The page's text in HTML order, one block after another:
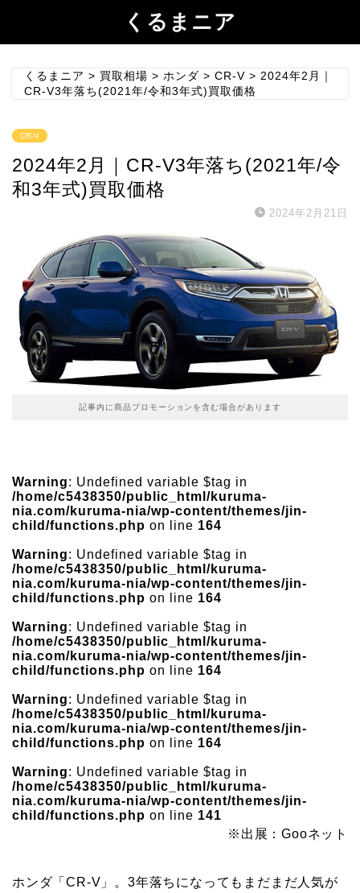
くるまニア
くるまニア > 買取相場 > ホンダ > CR-V > 2024年2月｜
CR-V3年落ち(2021年/令和3年式)買取価格
CR-V
2024年2月｜CR-V3年落ち(2021年/令
和3年式)買取価格
2024年2月21日
記事内に商品プロモーションを含む場合があります
Warning: Undefined variable $tag in
/home/c5438350/public_html/kuruma-
nia.com/kuruma-nia/wp-content/themes/jin-
child/functions.php on line 164
Warning: Undefined variable $tag in
/home/c5438350/public_html/kuruma-
nia.com/kuruma-nia/wp-content/themes/jin-
child/functions.php on line 164
Warning: Undefined variable $tag in
/home/c5438350/public_html/kuruma-
nia.com/kuruma-nia/wp-content/themes/jin-
child/functions.php on line 164
Warning: Undefined variable $tag in
/home/c5438350/public_html/kuruma-
nia.com/kuruma-nia/wp-content/themes/jin-
child/functions.php on line 164
Warning: Undefined variable $tag in
/home/c5438350/public_html/kuruma-
nia.com/kuruma-nia/wp-content/themes/jin-
child/functions.php on line 141
※出展：Gooネット
ホンダ「CR-V」。3年落ちになってもまだまだ人気が